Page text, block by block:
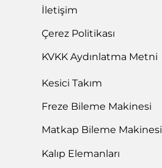
İletişim
Çerez Politikası
KVKK Aydınlatma Metni
Kesici Takım
Freze Bileme Makinesi
Matkap Bileme Makinesi
Kalıp Elemanları